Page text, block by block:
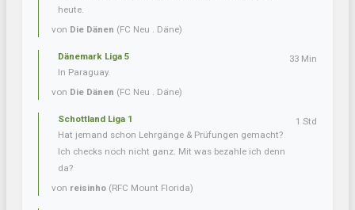
heute.
von Die Dänen (FC Neu . Däne)
Dänemark Liga 5
In Paraguay.
von Die Dänen (FC Neu . Däne)
33 Min
Schottland Liga 1
Hat jemand schon Lehrgänge & Prüfungen gemacht?
Ich checks noch nicht ganz. Mit was bezahle ich denn
da?
von reisinho (RFC Mount Florida)
1 Std